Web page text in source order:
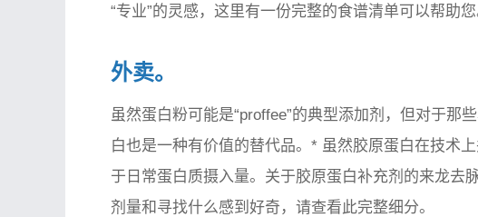
“专业”的灵感，这里有一份完整的食谱清单可以帮助您
外卖。
虽然蛋白粉可能是“proffee”的典型添加剂，但对于那
白也是一种有价值的替代品。* 虽然胶原蛋白在技术
于日常蛋白质摄入量。关于胶原蛋白补充剂的来龙去
剂量和寻找什么感到好奇，请查看此完整细分。